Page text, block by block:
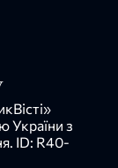
України з
ID: R40-